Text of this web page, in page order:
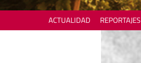
ACTUALIDAD REPORTAJES